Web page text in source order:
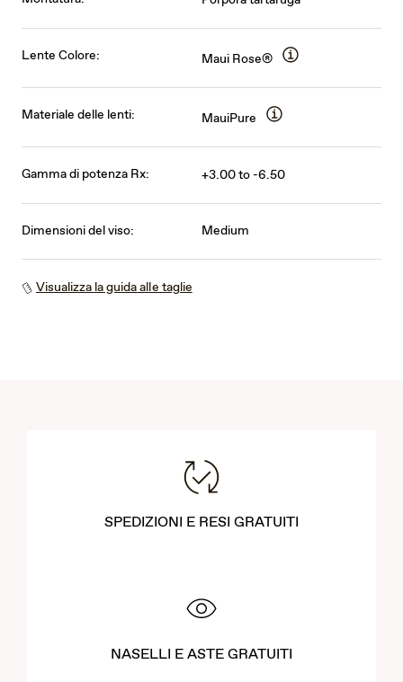
Lente Colore: Maui Rose®
Materiale delle lenti: MauiPure
Gamma di potenza Rx: +3.00 to -6.50
Dimensioni del viso: Medium
Visualizza la guida alle taglie
SPEDIZIONI E RESI GRATUITI
NASELLI E ASTE GRATUITI